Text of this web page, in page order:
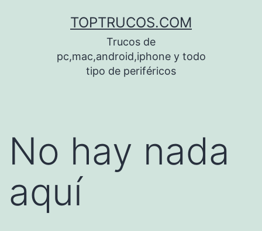
TOPTRUCOS.COM
Trucos de
pc,mac,android,iphone y todo
tipo de periféricos
No hay nada
aquí